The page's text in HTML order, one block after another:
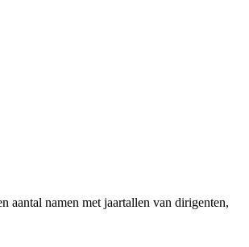
aantal namen met jaartallen van dirigenten,